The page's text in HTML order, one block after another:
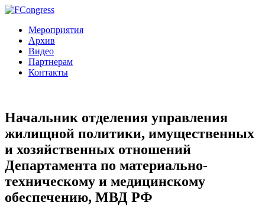
Мероприятия
Архив
Видео
Партнерам
Контакты
Начальник отделения управления
жилищной политики, имущественных
и хозяйственных отношений
Департамента по материально-
техническому и медицинскому
обеспечению, МВД РФ